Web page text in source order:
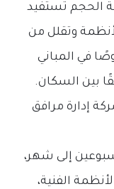
الحجم تستفيد
وتقلل من
في المباني
بين السكان.
إدارة مرافق
إلى شهر،
الفنية،